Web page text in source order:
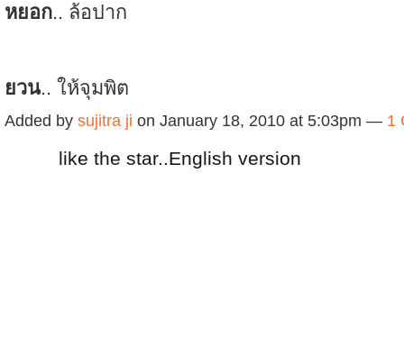
หยอก.. ล้อปาก
ยวน.. ให้จุมพิต
Added by sujitra ji on January 18, 2010 at 5:03pm — 1
like the star..English version